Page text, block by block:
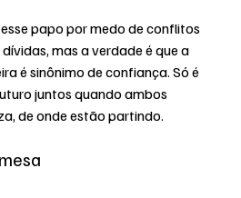
papo por medo de conflitos
mas a verdade é que a
é sinônimo de confiança. Só é
juntos quando ambos
de onde estão partindo.